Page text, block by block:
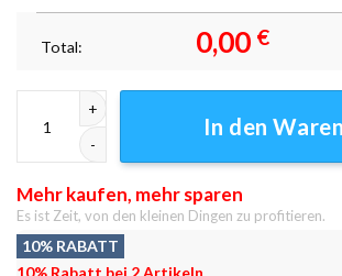
Total: 0,00 €
In den
Mehr kaufen, mehr sparen
Es ist Zeit, von den kleinen Dingen zu profitieren.
10% RABATT
10% Rabatt bei 2 Artikeln